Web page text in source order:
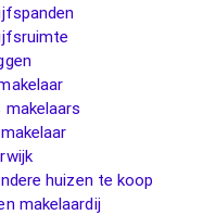
makelaars
huizen te koop
makelaardij